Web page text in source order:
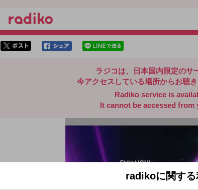
ラジコは、日本国内限定のサ
今アクセスしている場所からお聴
Radiko service is
It cannot be accessed
radikoに関す